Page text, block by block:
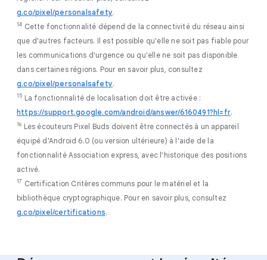
g.co/pixel/personalsafety.
14 Cette fonctionnalité dépend de la connectivité du réseau ainsi
que d'autres facteurs. Il est possible qu'elle ne soit pas fiable pour
les communications d'urgence ou qu'elle ne soit pas disponible
dans certaines régions. Pour en savoir plus, consultez
g.co/pixel/personalsafety.
15 La fonctionnalité de localisation doit être activée :
https://support.google.com/android/answer/6160491?hl=fr.
16 Les écouteurs Pixel Buds doivent être connectés à un appareil
équipé d'Android 6.0 (ou version ultérieure) à l'aide de la
fonctionnalité Association express, avec l'historique des positions
activé.
17 Certification Critères communs pour le matériel et la
bibliothèque cryptographique. Pour en savoir plus, consultez
g.co/pixel/certifications.